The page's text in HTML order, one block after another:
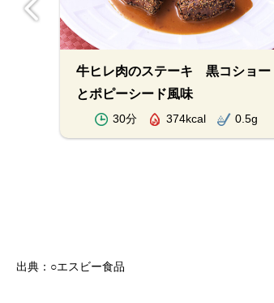
牛ヒレ肉のステーキ 黒コショー
とポピーシード風味
30分 374kcal 0.5g
出典：○エスビー食品